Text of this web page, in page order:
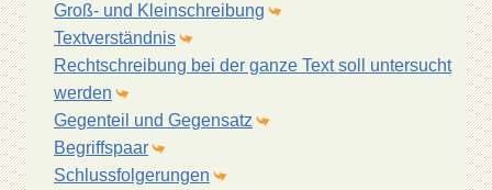
Groß- und Kleinschreibung
Textverständnis
Rechtschreibung bei der ganze Text soll untersucht
werden
Gegenteil und Gegensatz
Begriffspaar
Schlussfolgerungen